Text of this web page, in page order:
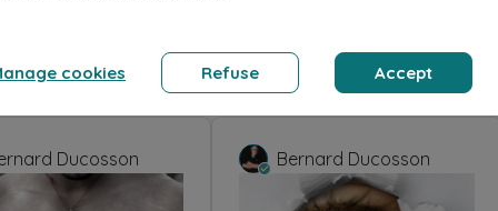
Ducosson Bernard Ducosson
cookies Refuse Accept